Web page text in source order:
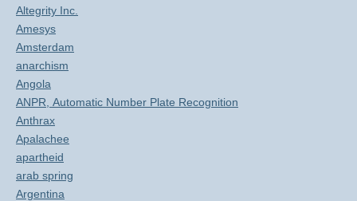
Altegrity Inc.
Amesys
Amsterdam
anarchism
Angola
ANPR, Automatic Number Plate Recognition
Anthrax
Apalachee
apartheid
arab spring
Argentina